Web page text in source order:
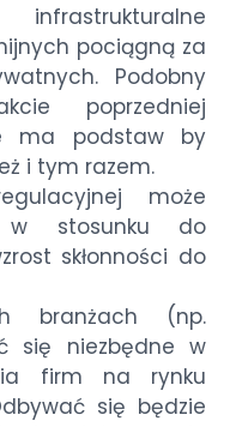
pociągną za
Podobny
poprzedniej
ma podstaw by
i tym razem.
może
w stosunku do
skłonności do
branżach (np.
się niezbędne w
firm na rynku
się będzie